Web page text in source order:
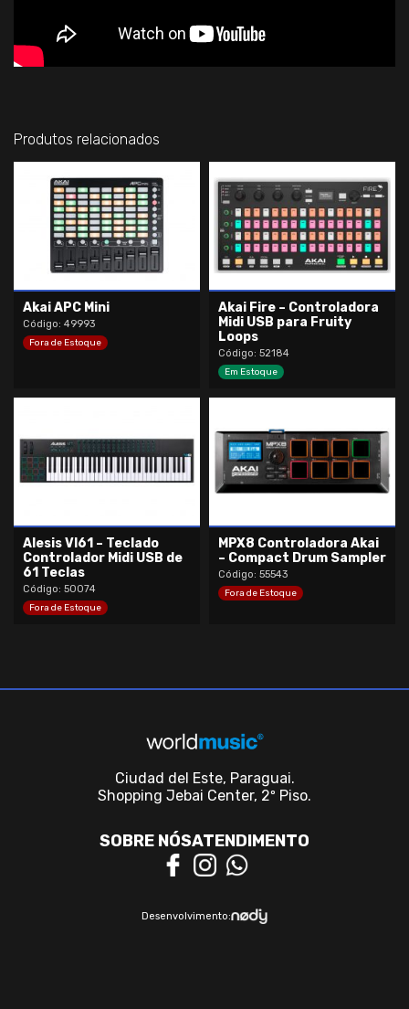
Produtos relacionados
Akai APC Mini
Código: 49993
Fora de Estoque
Akai Fire – Controladora
Midi USB para Fruity
Loops
Código: 52184
Em Estoque
Alesis VI61 – Teclado
Controlador Midi USB de
61 Teclas
Código: 50074
Fora de Estoque
MPX8 Controladora Akai
– Compact Drum Sampler
Código: 55543
Fora de Estoque
Ciudad del Este, Paraguai.
Shopping Jebai Center, 2º Piso.
SOBRE NÓSATENDIMENTO
Desenvolvimento: